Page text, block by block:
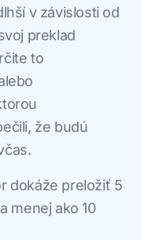
v závislosti od
preklad
to
že budú
dokáže preložiť 5
menej ako 10